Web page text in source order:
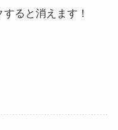
ると消えます！